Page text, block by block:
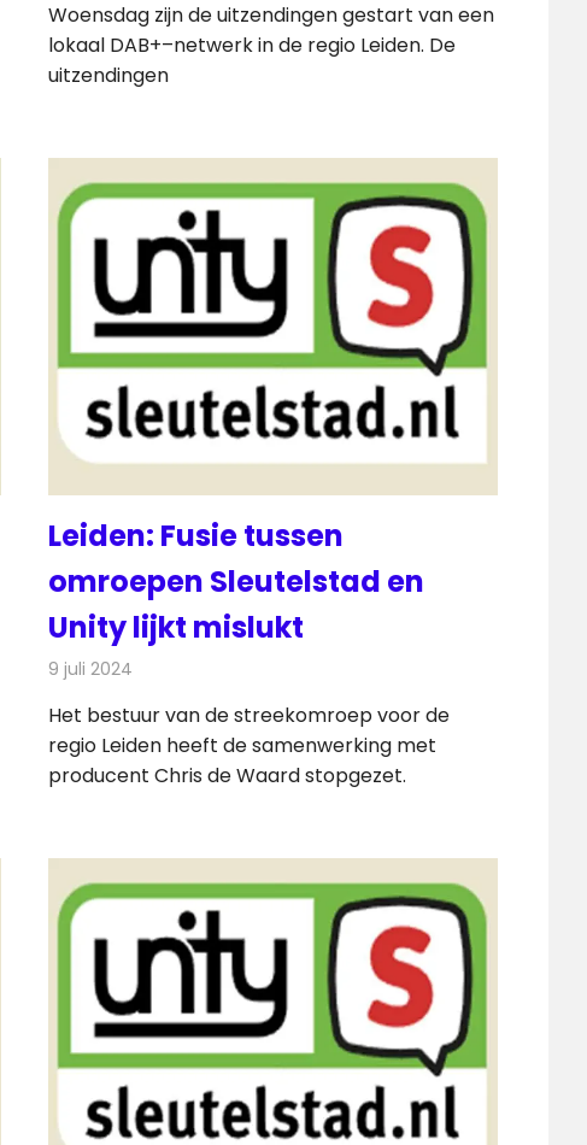
Woensdag zijn de uitzendingen gestart van een
lokaal DAB+–netwerk in de regio Leiden. De
uitzendingen
Leiden: Fusie tussen
omroepen Sleutelstad en
Unity lijkt mislukt
9 juli 2024
Het bestuur van de streekomroep voor de
regio Leiden heeft de samenwerking met
producent Chris de Waard stopgezet.